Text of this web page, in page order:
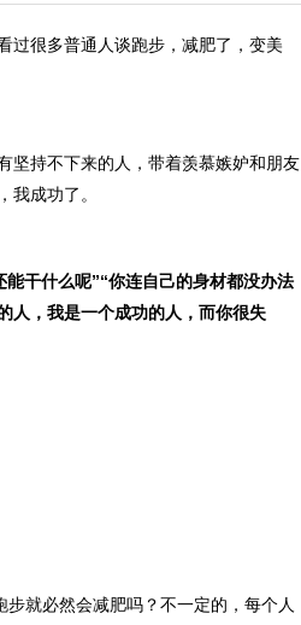
过很多普通人谈跑步，减肥了，变美
坚持不下来的人，带着羡慕嫉妒和朋友
我成功了。
干什么呢”“你连自己的身材都没办法
人，我是一个成功的人，而你很失
就必然会减肥吗？不一定的，每个人